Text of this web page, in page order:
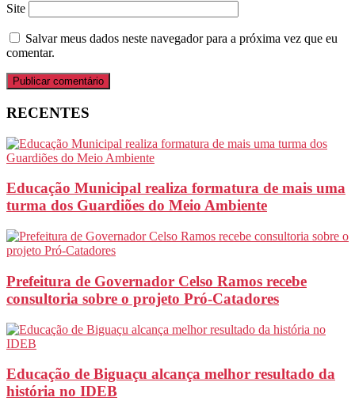
Site
Salvar meus dados neste navegador para a próxima vez que eu
comentar.
RECENTES
Educação Municipal realiza formatura de mais uma
turma dos Guardiões do Meio Ambiente
Prefeitura de Governador Celso Ramos recebe
consultoria sobre o projeto Pró-Catadores
Educação de Biguaçu alcança melhor resultado da
história no IDEB